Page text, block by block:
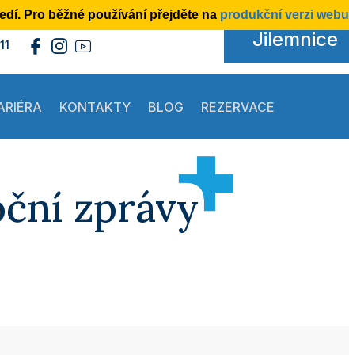
Jilemnice
KONTAKTY BLOG REZERVACE
Pro běžné používání přejděte na produkční verzi webu
zprávy